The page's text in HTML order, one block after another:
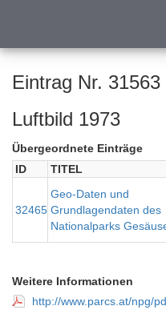
Eintrag Nr. 31563
Luftbild 1973
Übergeordnete Einträge
ID
TITEL
32465
Geo-Daten und
Grundlagendaten des
Nationalparks
Weitere Informationen
http://www.parcs.at/npg/